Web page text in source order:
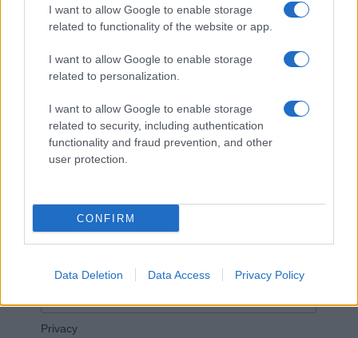
I want to allow Google to enable storage
related to functionality of the website or app.
I want to allow Google to enable storage
related to personalization.
I want to allow Google to enable storage
related to security, including authentication
functionality and fraud prevention, and other
user protection.
CONFIRM
Data Deletion Data Access Privacy Policy
Invia un Comunicato Stampa Segnala
Iscriviti alla newsletter di Gallura Oggi e ricevi le nostre
email periodiche contenenti le ultime notizie pubblicate
sul sito web!
*campo obbligatorio
Privacy